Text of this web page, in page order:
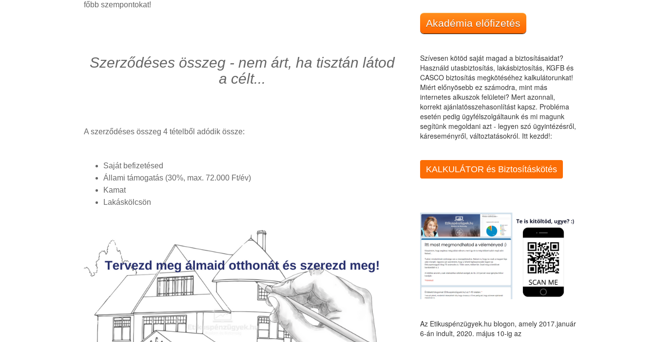
főbb szempontokat!
Szerződéses összeg - nem árt, ha tisztán látod
a célt...
A szerződéses összeg 4 tételből adódik össze:
Saját befizetésed
Állami támogatás (30%, max. 72.000 Ft/év)
Kamat
Lakáskölcsön
Akadémia előfizetés
Szívesen kötöd saját magad a biztosításaidat?
Használd utasbiztosítás, lakásbiztosítás, KGFB és
CASCO biztosítás megkötéséhez kalkulátorunkat!
Miért előnyösebb ez számodra, mint más
internetes alkuszok felületei? Mert azonnali,
korrekt ajánlatösszehasonlítást kapsz. Probléma
esetén pedig ügyfélszolgáltaunk és mi magunk
segítünk megoldani azt - legyen szó ügyintézésről,
káreseményről, változtatásokról. Itt kezdd!:
KALKULÁTOR és Biztosításkötés
Az Etikuspénzügyek.hu blogon, amely 2017.január
6-án indult, 2020. május 10-ig az